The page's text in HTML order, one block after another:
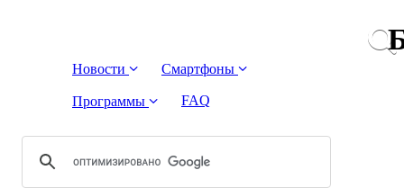
Новости Смартфоны
Программы FAQ